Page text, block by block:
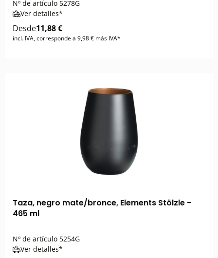
Nº de artículo 5278G
Ver detalles*
Desde11,88 €
incl. IVA, corresponde a 9,98 € más IVA*
Taza, negro mate/bronce, Elements Stölzle -
465 ml
Nº de artículo 5254G
Ver detalles*